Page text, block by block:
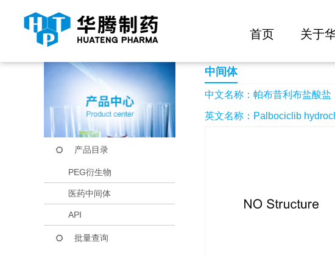
首页 关于
当前位置： 首页 产品中心 帕布昔利布盐酸盐
产品目录
PEG衍生物
医药中间体
API
批量查询
中间体
中文名称：帕布昔利布盐酸盐
英文名称：Palbociclib